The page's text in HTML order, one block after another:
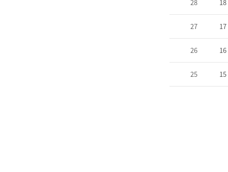
28 18
27 17
26 16
25 15